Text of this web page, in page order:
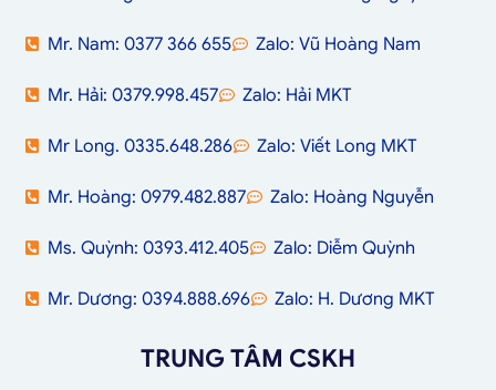
Mr. Nam: 0377 366 655 Zalo: Vũ Hoàng Nam
Mr. Hải: 0379.998.457 Zalo: Hải MKT
Mr Long. 0335.648.286 Zalo: Viết Long MKT
Mr. Hoàng: 0979.482.887 Zalo: Hoàng Nguyễn
Ms. Quỳnh: 0393.412.405 Zalo: Diễm Quỳnh
Mr. Dương: 0394.888.696 Zalo: H. Dương MKT
TRUNG TÂM CSKH